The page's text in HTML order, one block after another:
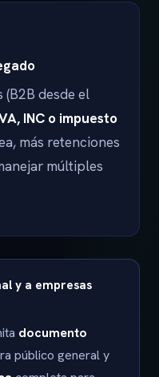
desde el
INC o impuesto
más retenciones
múltiples
y a empresas
documento
público general y